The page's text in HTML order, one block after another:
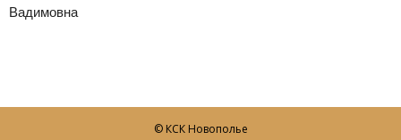
Вадимовна
© КСК Новополье